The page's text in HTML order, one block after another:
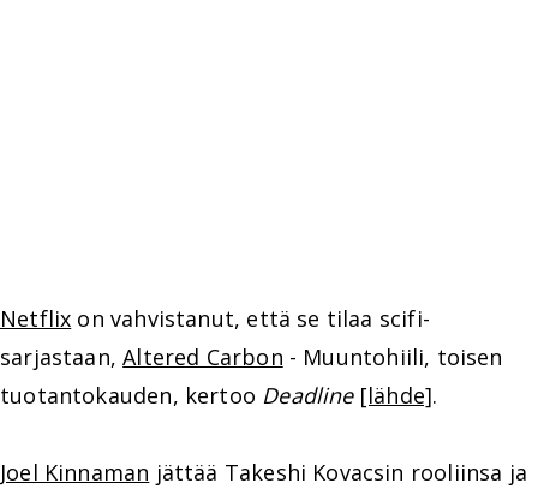
Netflix on vahvistanut, että se tilaa scifi-
sarjastaan,Altered Carbon - Muuntohiili, toisen
tuotantokauden, kertoo Deadline [lähde].
Joel Kinnaman jättää Takeshi Kovacsin rooliinsa ja